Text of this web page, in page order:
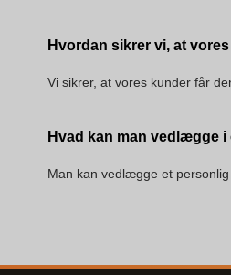
Hvordan sikrer vi, at
Vi sikrer, at vores kunder får
Hvad kan man vedlægge
Man kan vedlægge et